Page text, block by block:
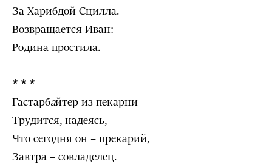
За Харибдой Сцилла.
Возвращается Иван:
Родина простила.
* * *
Гастарбайтер из пекарни
Трудится, надеясь,
Что сегодня он – прекарий,
Завтра – совладелец.